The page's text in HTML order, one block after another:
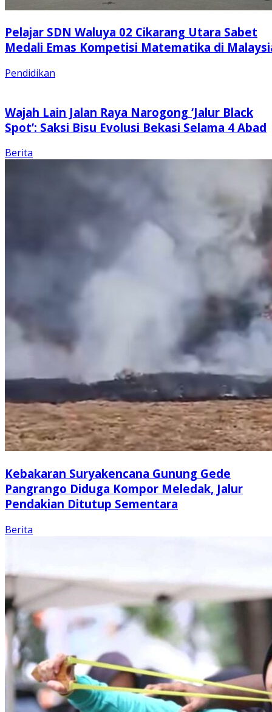
Pelajar SDN Waluya 02 Cikarang Utara Sabet
Medali Emas Kompetisi Matematika di
Pendidikan
Wajah Lain Jalan Raya Narogong ‘Jalur Black
Spot’: Saksi Bisu Evolusi Bekasi Selama 4 Abad
Berita
Kebakaran Suryakencana Gunung Gede
Pangrango Diduga Kompor Meledak, Jalur
Pendakian Ditutup Sementara
Berita